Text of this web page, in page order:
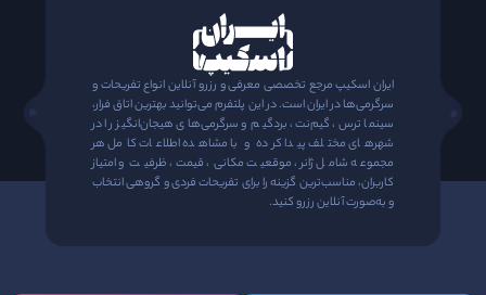
ایران اسکیپ مرجع تخصصی معرفی و رزرو آنلاین انواع تفریحات و
سرگرمی‌ها در ایران است. در این پلتفرم می‌توانید بهترین اتاق فرار،
سینما ترس، گیم‌نت، بردگیم و سرگرمی‌های هیجان‌انگیز را در
شهرهای مختلف پیدا کرده و با مشاهده اطلاعات کامل هر
مجموعه شامل ژانر، موقعیت مکانی، قیمت، ظرفیت و امتیاز
کاربران، مناسب‌ترین گزینه را برای تفریحات فردی و گروهی انتخاب
و به‌صورت آنلاین رزرو کنید.